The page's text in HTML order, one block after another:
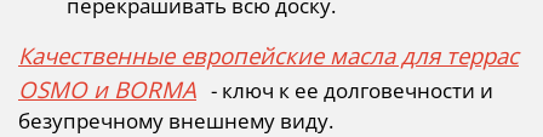
Качественные европейские масла для террас
OSMO и BORMA - ключ к ее долговечности и
безупречному внешнему виду.